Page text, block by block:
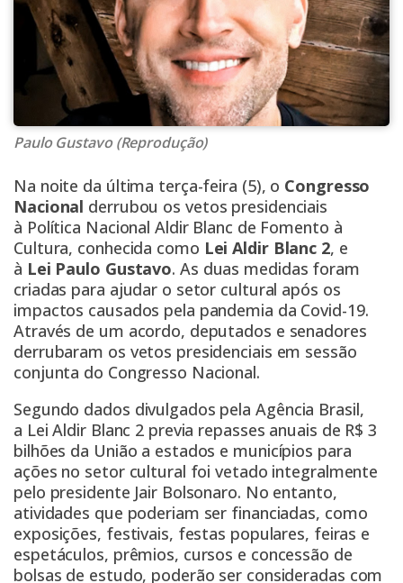
Paulo Gustavo (Reprodução)
Na noite da última terça-feira (5), o Congresso
Nacional derrubou os vetos presidenciais
à Política Nacional Aldir Blanc de Fomento à
Cultura, conhecida como Lei Aldir Blanc 2, e
à Lei Paulo Gustavo. As duas medidas foram
criadas para ajudar o setor cultural após os
impactos causados pela pandemia da Covid-19.
Através de um acordo, deputados e senadores
derrubaram os vetos presidenciais em sessão
conjunta do Congresso Nacional.
Segundo dados divulgados pela Agência Brasil,
a Lei Aldir Blanc 2 previa repasses anuais de R$ 3
bilhões da União a estados e municípios para
ações no setor cultural foi vetado integralmente
pelo presidente Jair Bolsonaro. No entanto,
atividades que poderiam ser financiadas, como
exposições, festivais, festas populares, feiras e
espetáculos, prêmios, cursos e concessão de
bolsas de estudo, poderão ser consideradas com